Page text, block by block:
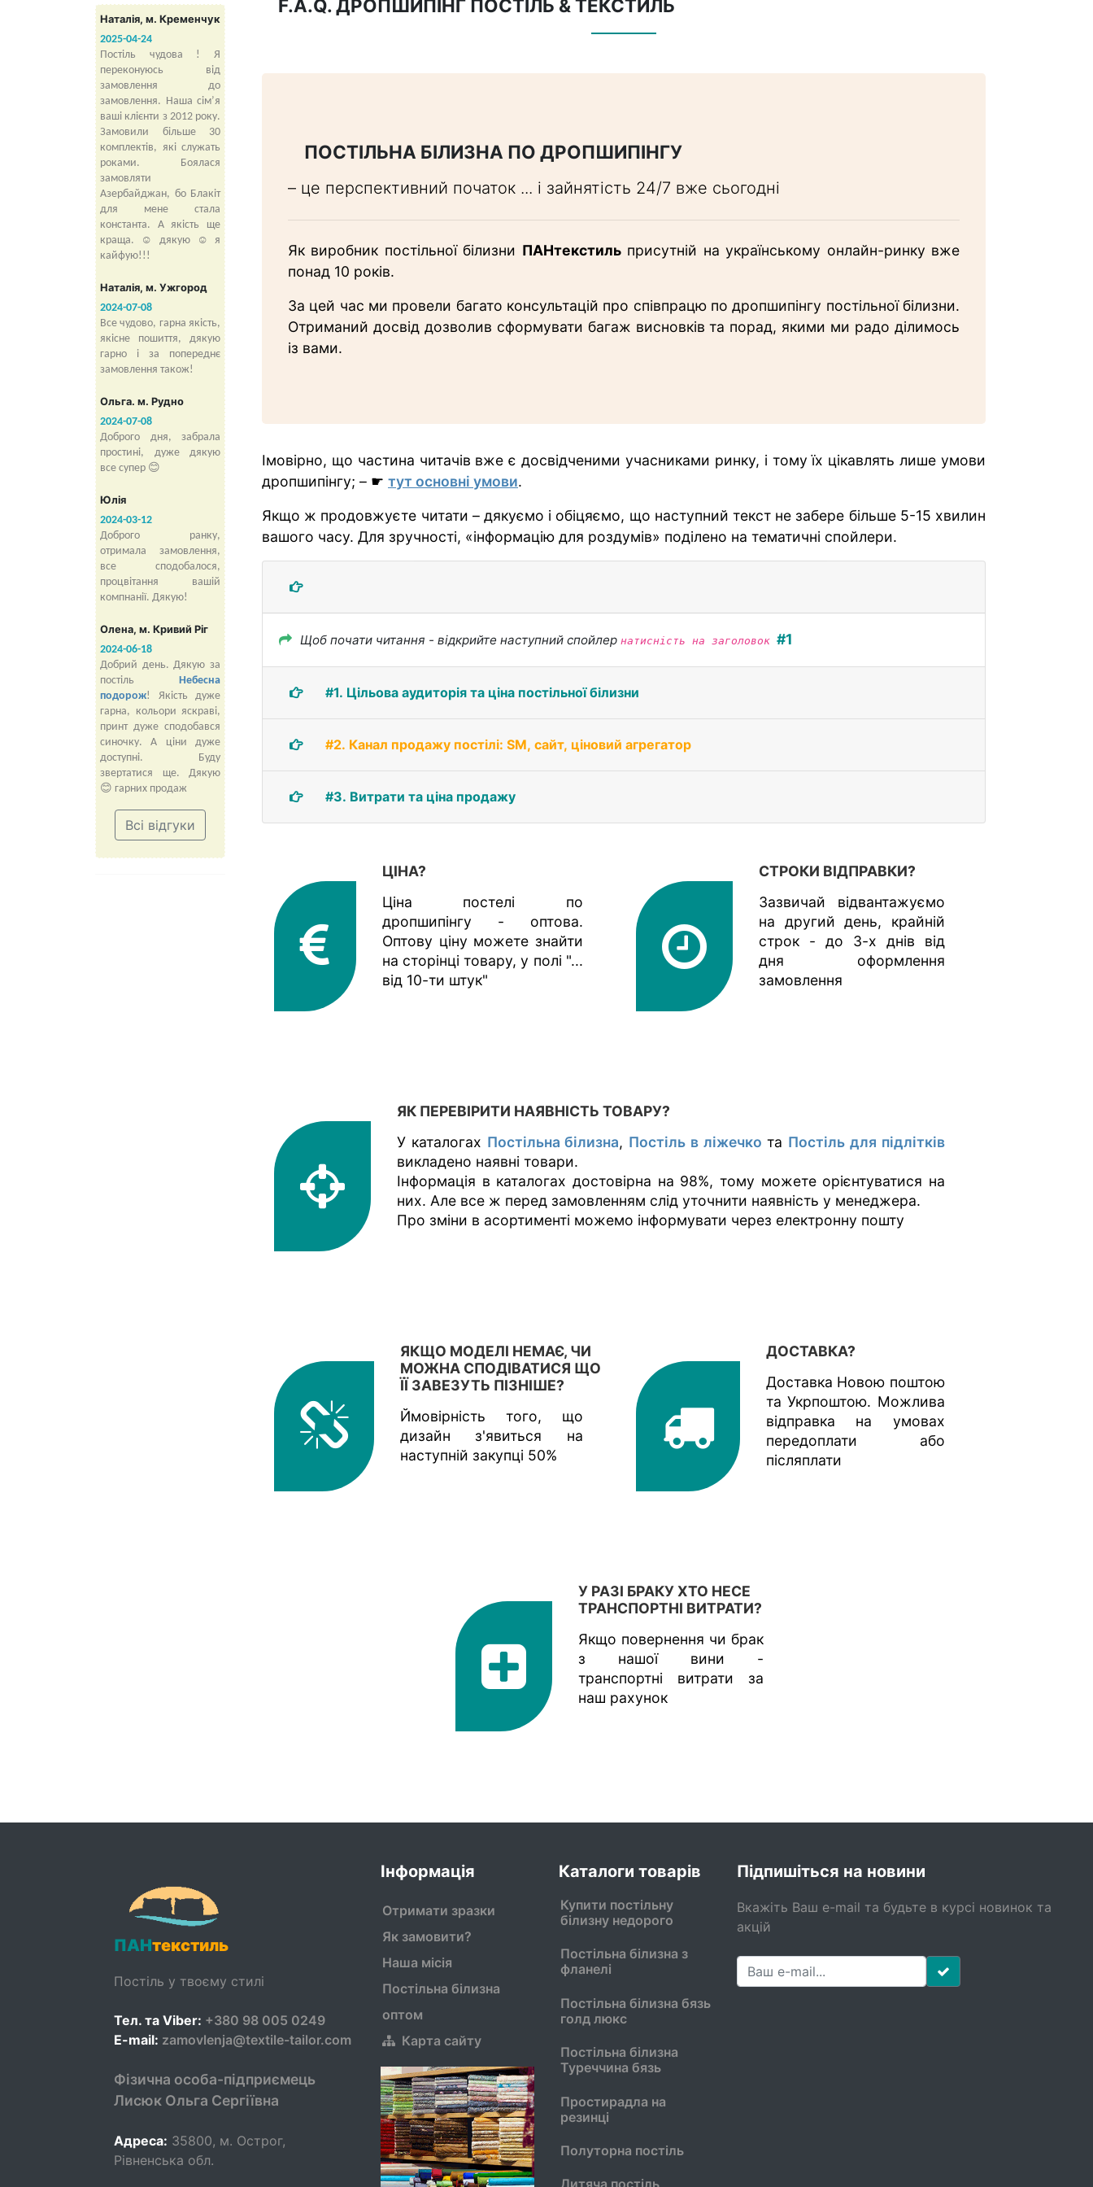
Наталія, м. Кременчук
2025-04-24
Постіль чудова ! Я
переконуюсь від
замовлення до
замовлення. Наша сімʼя
ваші клієнти з 2012 року.
Замовили більше 30
комплектів, які служать
роками. Боялася
замовляти
Азербайджан, бо Блакіт
для мене стала
константа. А якість ще
краща. ☺️ дякую ☺️ я
кайфую!!!
Наталія, м. Ужгород
2024-07-08
Все чудово, гарна якість,
якісне пошиття, дякую
гарно і за попереднє
замовлення також!
Ольга. м. Рудно
2024-07-08
Доброго дня, забрала
простині, дуже дякую
все супер 😊
Юлія
2024-03-12
Доброго ранку,
отримала замовлення,
все сподобалося,
процвітання вашій
компнанії. Дякую!
Олена, м. Кривий Ріг
2024-06-18
Добрий день. Дякую за
постіль
Небесна
подорож! Якість дуже
гарна, кольори яскраві,
принт дуже сподобався
синочку. А ціни дуже
доступні. Буду
звертатися ще. Дякую
😊 гарних продаж
Всі відгуки
F.A.Q. ДРОПШИПІНГ ПОСТІЛЬ & ТЕКСТИЛЬ
ПОСТІЛЬНА БІЛИЗНА ПО ДРОПШИПІНГУ
– це перспективний початок ... і зайнятість 24/7 вже сьогодні
Як виробник постільної білизни ПАНтекстильприсутній на українському онлайн-ринку вже
понад 10 років.
За цей час ми провели багато консультацій про співпрацю по дропшипінгу постільної білизни.
Отриманий досвід дозволив сформувати багаж висновків та порад, якими ми радо ділимось
із вами.
Імовірно, що частина читачів вже є досвідченими учасниками ринку, і тому їх цікавлять лише умови
дропшипінгу; – ☛ тут основні умови.
Якщо ж продовжуєте читати – дякуємо і обіцяємо, що наступний текст не забере більше 5-15 хвилин
вашого часу. Для зручності, «інформацію для роздумів» поділено на тематичні спойлери.
Щоб почати читання - відкрийте наступний спойлер натисність на заголовок #1
#1. Цільова аудиторія та ціна постільної білизни
#2. Канал продажу постілі: SM, сайт, ціновий агрегатор
#3. Витрати та ціна продажу
ЦІНА?
Ціна постелі по
дропшипінгу - оптова.
Оптову ціну можете знайти
на сторінці товару, у полі "...
від 10-ти штук"
СТРОКИ ВІДПРАВКИ?
Зазвичай відвантажуємо
на другий день, крайній
строк - до 3-х днів від
дня оформлення
замовлення
ЯК ПЕРЕВІРИТИ НАЯВНІСТЬ ТОВАРУ?
У каталогах Постільна білизна, Постіль в ліжечко та Постіль для підлітків
викладено наявні товари.
Інформація в каталогах достовірна на 98%, тому можете орієнтуватися на
них. Але все ж перед замовленням слід уточнити наявність у менеджера.
Про зміни в асортименті можемо інформувати через електронну пошту
ЯКЩО МОДЕЛІ НЕМАЄ, ЧИ
МОЖНА СПОДІВАТИСЯ ЩО
ЇЇ ЗАВЕЗУТЬ ПІЗНІШЕ?
Ймовірність того, що
дизайн з'явиться на
наступній закупці 50%
ДОСТАВКА?
Доставка Новою поштою
та Укрпоштою. Можлива
відправка на умовах
передоплати або
післяплати
У РАЗІ БРАКУ ХТО НЕСЕ
ТРАНСПОРТНІ ВИТРАТИ?
Якщо повернення чи брак
з нашої вини -
транспортні витрати за
наш рахунок
ПАНтекстиль
Постіль у твоєму стилі
Тел. та Viber: +380 98 005 0249
E-mail: zamovlenja@textile-tailor.com
Фізична особа-підприємець
Лисюк Ольга Сергіївна
Адреса: 35800, м. Острог,
Рівненська обл.
Інформація
Отримати зразки
Як замовити?
Наша місія
Постільна білизна
оптом
Карта сайту
Каталоги товарів
Купити постільну
білизну недорого
Постільна білизна з
фланелі
Постільна білизна бязь
голд люкс
Постільна білизна
Туреччина бязь
Простирадла на
резинці
Полуторна постіль
Підпишіться на новини
Вкажіть Ваш e-mail та будьте в курсі новинок та
акцій